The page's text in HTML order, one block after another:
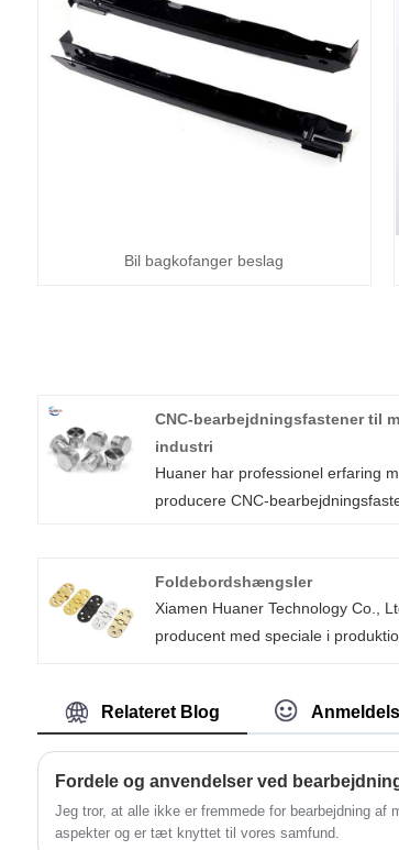
Bil bagkofanger beslag
CNC-bearbejdningsfastener til
industri
Huaner har professionel erfaring
producere CNC-
dele, der forbinder eller fastgør to
genstande sammen mekanisk,
bruges i vid udstrækning i
skimmel, hydrauliske og andre
forskellige maskiner eller udstyr
bredt udvalg af cnc-bearbejdede
fastgørelseselementer.
Foldebordshængsler
Xiamen Huaner Technology Co.,
producent med speciale i
skræddersyede løsninger til at
er lavet af materialer af høj
holdbare og modstandsdygtige
Dets omhyggelige design sikrer en
Relateret Blog
Fordele og anvendelser ved
Jeg tror, ​​at alle ikke er fremmede for bearbejdning af
aspekter og er tæt knyttet til vores samfund.